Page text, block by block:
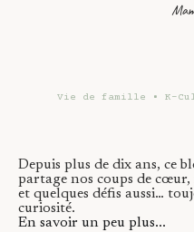
Vie de famille • K-
Depuis plus de dix ans, ce
partage nos coups de
et quelques défis aussi…
curiosité.
En savoir un peu plus...